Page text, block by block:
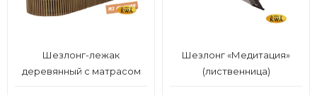
Шезлонг-лежак
деревянный с матрасом
Шезлонг «Медитация»
(лиственница)